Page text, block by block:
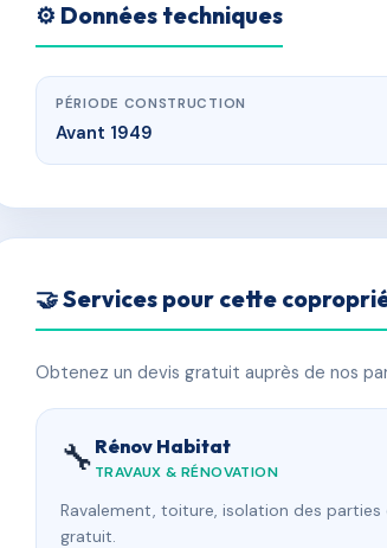
⚙️ Données techniques
PÉRIODE CONSTRUCTION
Avant 1949
🤝 Services pour cette
Obtenez un devis gratuit auprès de nos
🔧 Rénov Habitat
TRAVAUX & RÉNOVATION
Ravalement, toiture, isolation des parties
gratuit.